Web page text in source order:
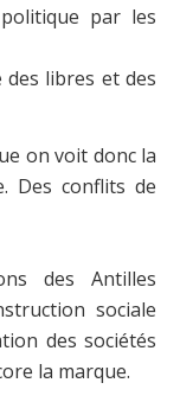
par les
libres et des
on voit donc la
Des conflits de
des Antilles
sociale
des sociétés
la marque.